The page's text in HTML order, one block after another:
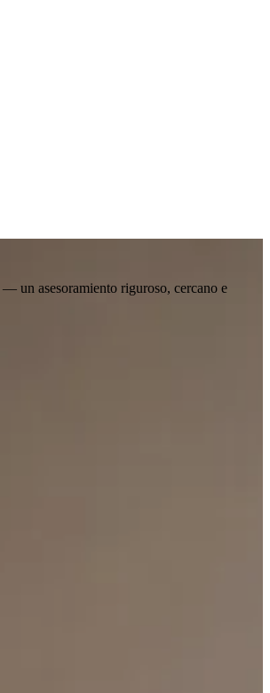
un asesoramiento riguroso, cercano e